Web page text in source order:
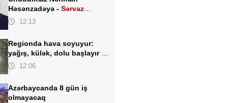
Həsənzadəyə -Sərvaz
HÜSEYNOĞLU
12:13
Regionda hava soyuyur:
yağış, külək, dolu başlayır -
TARİX AÇIQLANDI
12:06
Azərbaycanda 8 gün iş
olmayacaq